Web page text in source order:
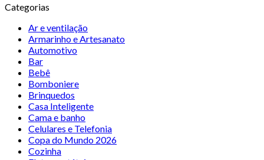
Categorias
Ar e ventilação
Armarinho e Artesanato
Automotivo
Bar
Bebê
Bomboniere
Brinquedos
Casa Inteligente
Cama e banho
Celulares e Telefonia
Copa do Mundo 2026
Cozinha